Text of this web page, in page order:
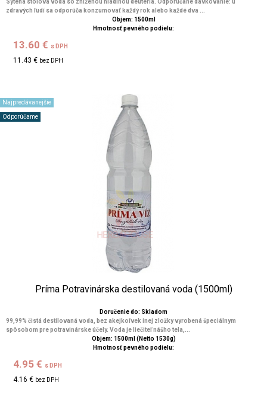
Sýtená stolová voda so zníženou hladinou deutéria. Odporúčané dávkovanie: u
zdravých ľudí sa odporúča konzumovať každý rok alebo každé dva ...
Objem: 1500ml
Hmotnosť pevného podielu:
13.60 € s DPH
11.43 € bez DPH
Najpredávanejšie
Odporúčame
Príma Potravinárska destilovaná voda (1500ml)
Doručenie do: Skladom
99,99% čistá destilovaná voda, bez akejkoľvek inej zložky vyrobená špeciálnym
spôsobom pre potravinárske účely. Voda je liečiteľ nášho tela,...
Objem: 1500ml (Netto 1530g)
Hmotnosť pevného podielu:
4.95 € s DPH
4.16 € bez DPH